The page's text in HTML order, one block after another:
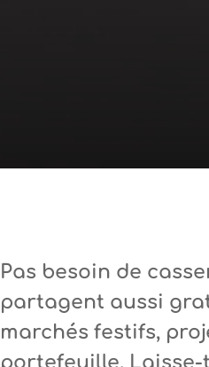
Pas besoin de
partagent aussi
marchés festifs,
portefeuille.